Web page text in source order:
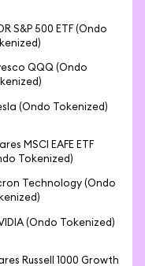
S&P 500 ETF (Ondo
QQQ (Ondo
(Ondo Tokenized)
MSCI EAFE ETF
Tokenized)
Technology (Ondo
(Ondo Tokenized)
Russell 1000 Growth